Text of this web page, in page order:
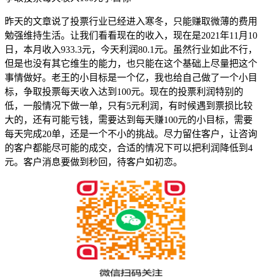
昨天的文章说了投票行业已经进入寒冬，只能赚取微薄的费用
勉强维持生活。让我们看看现在的收入，现在是2021年11月10
日，本月收入933.3元，今天利润80.1元。虽然行业如此不行，
但是也没有其它维生的能力，也只能在这个基础上尽量把这个
事情做好。老王的小目标是一个亿，我也给自己做了一个小目
标，争取投票每天收入达到100元。现在的投票利润特别的
低，一般情况下做一单，只有5元利润，有时候遇到票损比较
大的，还有可能亏钱，需要达到每天赚100元的小目标，需要
每天完成20单，还是一个不小的挑战。尽力留住客户，让咨询
的客户都能尽可能的成交，合适的情况下可以把利润降低到4
元。客户消息要做到秒回，待客户如初恋。